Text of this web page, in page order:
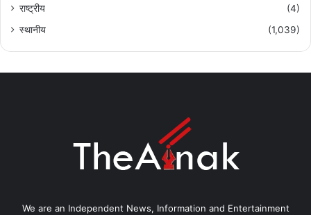
राष्ट्रीय
(4)
स्थानीय
(1,039)
We are an Independent News, Information and Entertainment